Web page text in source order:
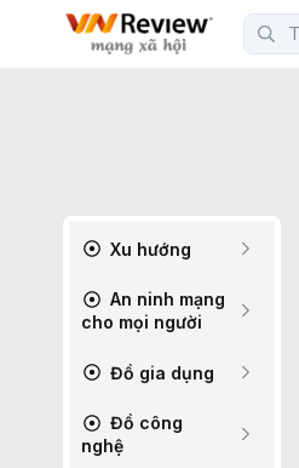
Xu hướng
An ninh mạng
cho mọi người
Đồ gia dụng
Đồ công
nghệ